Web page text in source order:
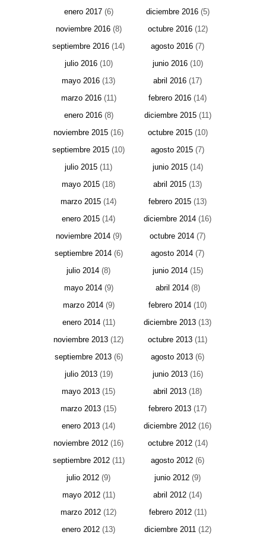
enero 2017(6) diciembre 2016(5)
noviembre 2016(8) octubre 2016(12)
septiembre 2016 (14) agosto 2016 (7)
julio 2016(10) junio 2016(10)
mayo 2016 (13) abril 2016 (17)
marzo 2016(11) febrero 2016 (14)
enero 2016(8) diciembre 2015(11)
noviembre 2015 (16) octubre 2015(10)
septiembre 2015 (10) agosto 2015 (7)
julio 2015 (11) junio 2015(14)
mayo 2015 (18) abril 2015 (13)
marzo 2015 (14) febrero 2015 (13)
enero 2015 (14) diciembre 2014 (16)
noviembre 2014(9) octubre 2014 (7)
septiembre 2014(6) agosto 2014 (7)
julio 2014 (8) junio 2014(15)
mayo 2014(9) abril 2014(8)
marzo 2014(9) febrero 2014 (10)
enero 2014(11) diciembre 2013 (13)
noviembre 2013 (12) octubre 2013 (11)
septiembre 2013(6) agosto 2013 (6)
julio 2013(19) junio 2013(16)
mayo 2013 (15) abril 2013 (18)
marzo 2013 (15) febrero 2013 (17)
enero 2013 (14) diciembre 2012 (16)
noviembre 2012 (16) octubre 2012(14)
septiembre 2012(11) agosto 2012 (6)
julio 2012 (9) junio 2012 (9)
mayo 2012(11) abril 2012 (14)
marzo 2012 (12) febrero 2012(11)
enero 2012 (13) diciembre 2011(12)